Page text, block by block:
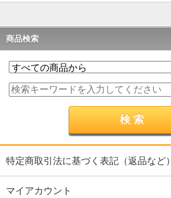
商品検索
特定商取引法に基づく表記（返品など）
マイアカウント